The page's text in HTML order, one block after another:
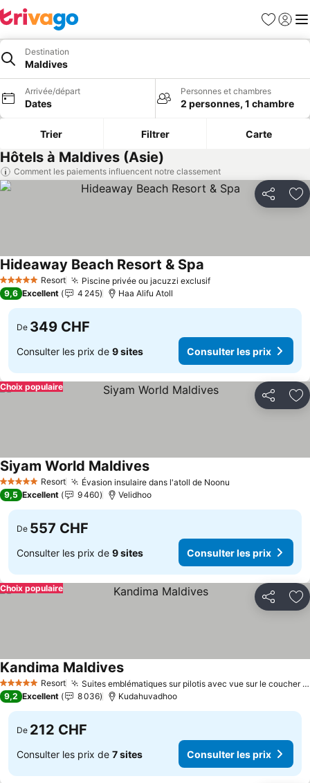
Favoris
Se
Destination
Maldives
Arrivée/départ
Dates
Personnes et chambres
2 personnes, 1 chambre
Trier Filtrer Carte
Hôtels à Maldives (Asie)
Comment les paiements influencent notre classement
Partager
5 Étoiles Resort Piscine privée ou jacuzzi exclusif
Hideaway Beach Resort & Spa
9,6 Excellent 4 245 Haa Alifu Atoll
De 349 CHF
Consulter les prix de 9 sites Consulter les prix
Partager
Choix populaire
5 Étoiles Resort Évasion insulaire dans l'atoll de Noonu
Siyam World Maldives
9,5 Excellent 9 460 Velidhoo
De 557 CHF
Consulter les prix de 9 sites Consulter les prix
Partager
Choix populaire
5 Étoiles Resort Suites emblématiques sur pilotis avec vue sur le coucher de soleil
Kandima Maldives
9,2 Excellent 8 036 Kudahuvadhoo
De 212 CHF
Consulter les prix de 7 sites Consulter les prix